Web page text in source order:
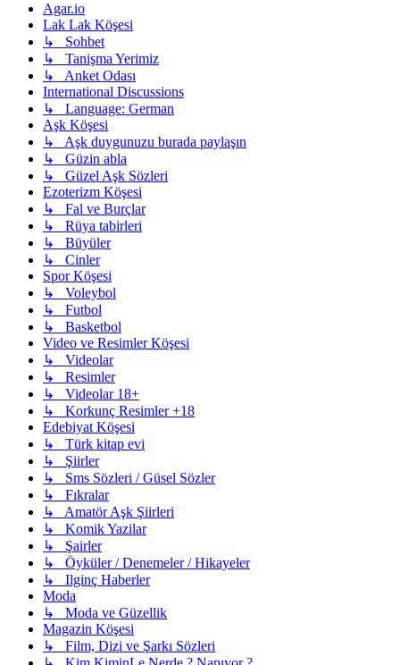
Agar.io
Lak Lak Köşesi
↳ Sohbet
↳ Tanişma Yerimiz
↳ Anket Odası
International Discussions
↳ Language: German
Aşk Köşesi
↳ Aşk duygunuzu burada paylaşın
↳ Güzin abla
↳ Güzel Aşk Sözleri
Ezoterizm Köşesi
↳ Fal ve Burçlar
↳ Rüya tabirleri
↳ Büyüler
↳ Cinler
Spor Köşesi
↳ Voleybol
↳ Futbol
↳ Basketbol
Video ve Resimler Köşesi
↳ Videolar
↳ Resimler
↳ Videolar 18+
↳ Korkunç Resimler +18
Edebiyat Köşesi
↳ Türk kitap evi
↳ Şiirler
↳ Sms Sözleri / Güsel Sözler
↳ Fıkralar
↳ Amatör Aşk Şiirleri
↳ Komik Yazilar
↳ Şairler
↳ Öyküler / Denemeler / Hikayeler
↳ Ilginç Haberler
Moda
↳ Moda ve Güzellik
Magazin Köşesi
↳ Film, Dizi ve Şarkı Sözleri